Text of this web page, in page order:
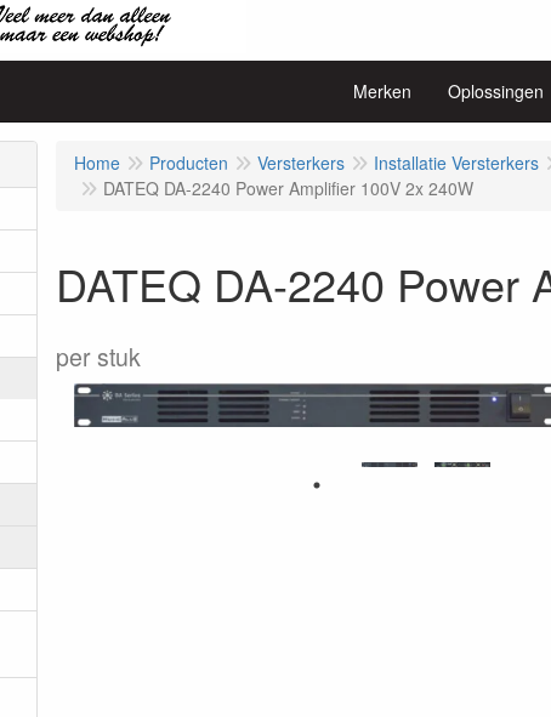
Merken Oplossingen
Home Producten Versterkers Installatie Versterkers
DATEQ DA-2240 Power Amplifier 100V 2x 240W
DATEQ DA-2240 Power
per stuk